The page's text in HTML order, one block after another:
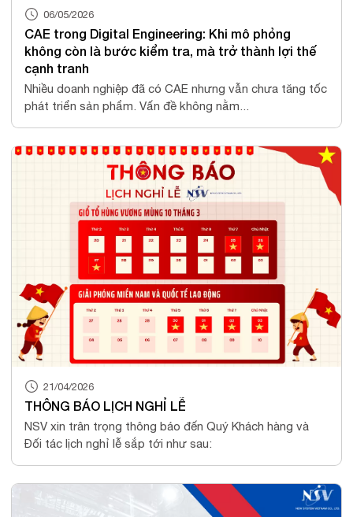
06/05/2026
CAE trong Digital Engineering: Khi mô phỏng
không còn là bước kiểm tra, mà trở thành lợi thế
cạnh tranh
Nhiều doanh nghiệp đã có CAE nhưng vẫn chưa tăng tốc
phát triển sản phẩm. Vấn đề không nằm...
21/04/2026
THÔNG BÁO LỊCH NGHỈ LỄ
NSV xin trân trọng thông báo đến Quý Khách hàng và
Đối tác lịch nghỉ lễ sắp tới như sau: